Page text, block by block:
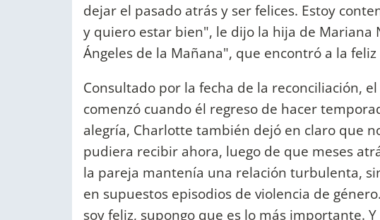
dejar el pasado atrás y ser felices. Estoy
y quiero estar bien", le dijo la hija de Mariana
Ángeles de la Mañana", que encontró a la
Consultado por la fecha de la reconciliación,
comenzó cuando él regreso de hacer
alegría, Charlotte también dejó en claro que
pudiera recibir ahora, luego de que meses
la pareja mantenía una relación turbulenta,
en supuestos episodios de violencia de
soy feliz, supongo que es lo más importante.